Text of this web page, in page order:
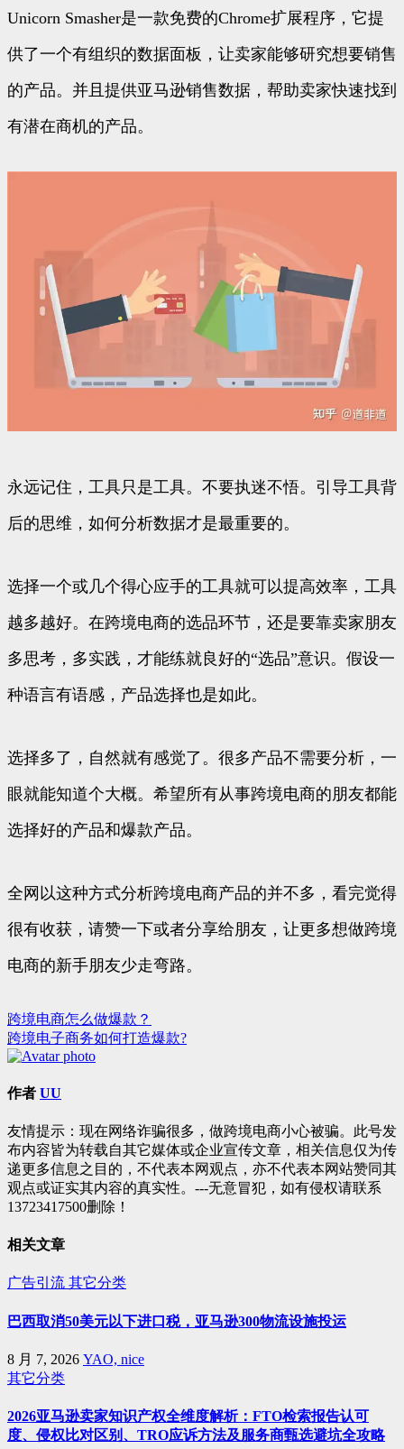
Unicorn Smasher是一款免费的Chrome扩展程序，它提
供了一个有组织的数据面板，让卖家能够研究想要销售
的产品。并且提供亚马逊销售数据，帮助卖家快速找到
有潜在商机的产品。
永远记住，工具只是工具。不要执迷不悟。引导工具背
后的思维，如何分析数据才是最重要的。
选择一个或几个得心应手的工具就可以提高效率，工具
越多越好。在跨境电商的选品环节，还是要靠卖家朋友
多思考，多实践，才能练就良好的“选品”意识。假设一
种语言有语感，产品选择也是如此。
选择多了，自然就有感觉了。很多产品不需要分析，一
眼就能知道个大概。希望所有从事跨境电商的朋友都能
选择好的产品和爆款产品。
全网以这种方式分析跨境电商产品的并不多，看完觉得
很有收获，请赞一下或者分享给朋友，让更多想做跨境
电商的新手朋友少走弯路。
文
章
导
跨境电商怎么做爆款？
跨境电子商务如何打造爆款?
作者 UU
友情提示：现在网络诈骗很多，做跨境电商小心被骗。此号发
布内容皆为转载自其它媒体或企业宣传文章，相关信息仅为传
递更多信息之目的，不代表本网观点，亦不代表本网站赞同其
观点或证实其内容的真实性。---无意冒犯，如有侵权请联系
13723417500删除！
相关文章
广告引流 其它分类
巴西取消50美元以下进口税，亚马逊300物流设施投运
8 月 7, 2026 YAO, nice
其它分类
2026亚马逊卖家知识产权全维度解析：FTO检索报告认可
度、侵权比对区别、TRO应诉方法及服务商甄选避坑全攻略